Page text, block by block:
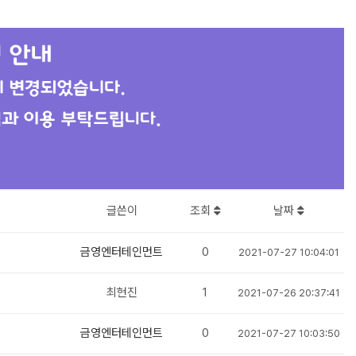
글쓴이 조회 날짜
금영엔터테인먼트 0 2021-07-27 10:04:01
최현진 1 2021-07-26 20:37:41
금영엔터테인먼트 0 2021-07-27 10:03:50